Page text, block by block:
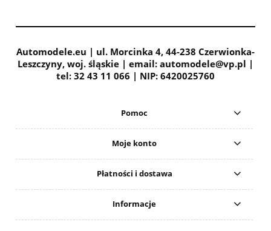
Automodele.eu | ul. Morcinka 4, 44-238 Czerwionka-
Leszczyny, woj. śląskie | email: automodele@vp.pl |
tel: 32 43 11 066 | NIP: 6420025760
Pomoc
Moje konto
Płatności i dostawa
Informacje